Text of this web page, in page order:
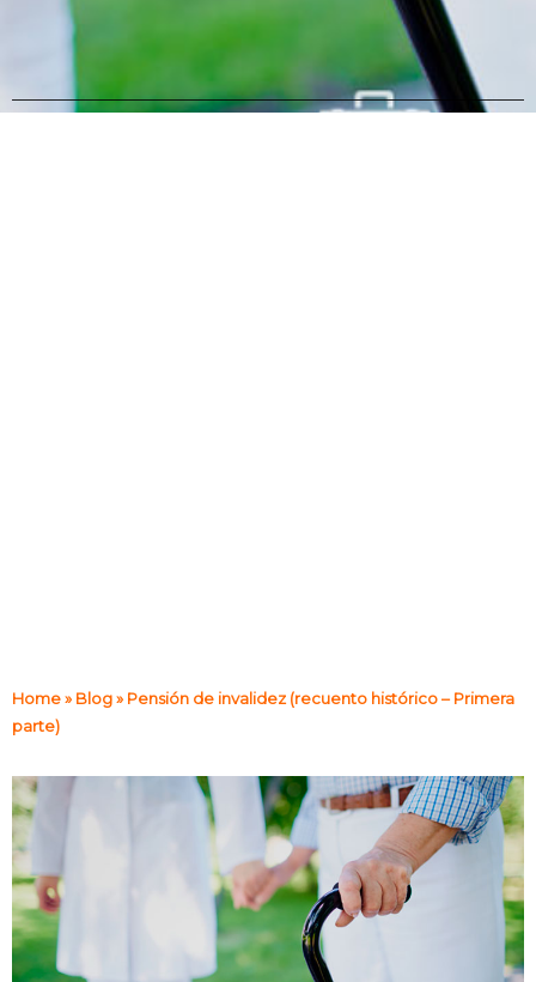
Home» Blog» Pensión de invalidez (recuento histórico – Primera
parte)